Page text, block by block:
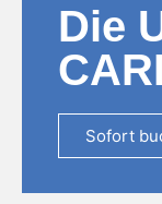
Die
Sofort